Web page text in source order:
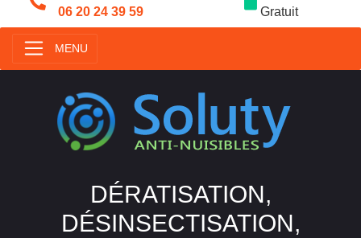
06 20 24 39 59
Gratuit
MENU
DÉRATISATION,
DÉSINSECTISATION,